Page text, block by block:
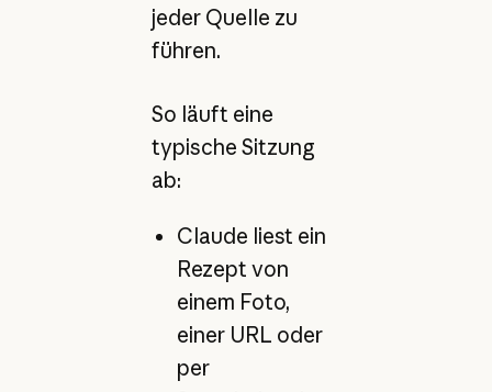
jeder Quelle zu
führen.
So läuft eine
typische Sitzung
ab:
Claude liest ein
Rezept von
einem Foto,
einer URL oder
per